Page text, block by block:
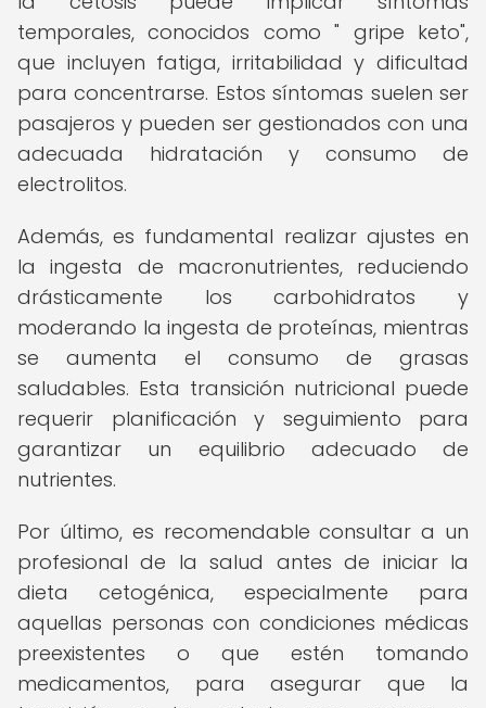
temporales, conocidos como " gripe keto",
que incluyen fatiga, irritabilidad y dificultad
para concentrarse. Estos síntomas suelen ser
pasajeros y pueden ser gestionados con una
adecuada hidratación y consumo de
electrolitos.
Además, es fundamental realizar ajustes en
la ingesta de macronutrientes, reduciendo
drásticamente los carbohidratos y
moderando la ingesta de proteínas, mientras
se aumenta el consumo de grasas
saludables. Esta transición nutricional puede
requerir planificación y seguimiento para
garantizar un equilibrio adecuado de
nutrientes.
Por último, es recomendable consultar a un
profesional de la salud antes de iniciar la
dieta cetogénica, especialmente para
aquellas personas con condiciones médicas
preexistentes o que estén tomando
medicamentos, para asegurar que la